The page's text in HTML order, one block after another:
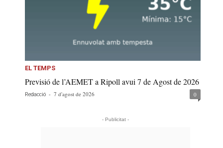
EL TEMPS
Previsió de l’AEMET a Ripoll avui 7 de Agost de 2026
Redacció - 7 d'agost de 2026 0
- Publicitat -